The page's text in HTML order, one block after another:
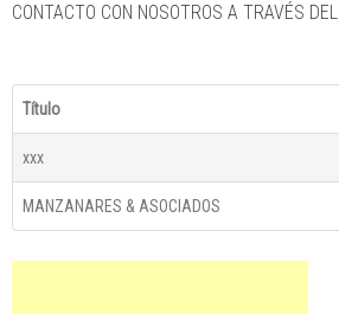
CONTACTO CON NOSOTROS A TRAVÉS DEL
Título
xxx
MANZANARES & ASOCIADOS